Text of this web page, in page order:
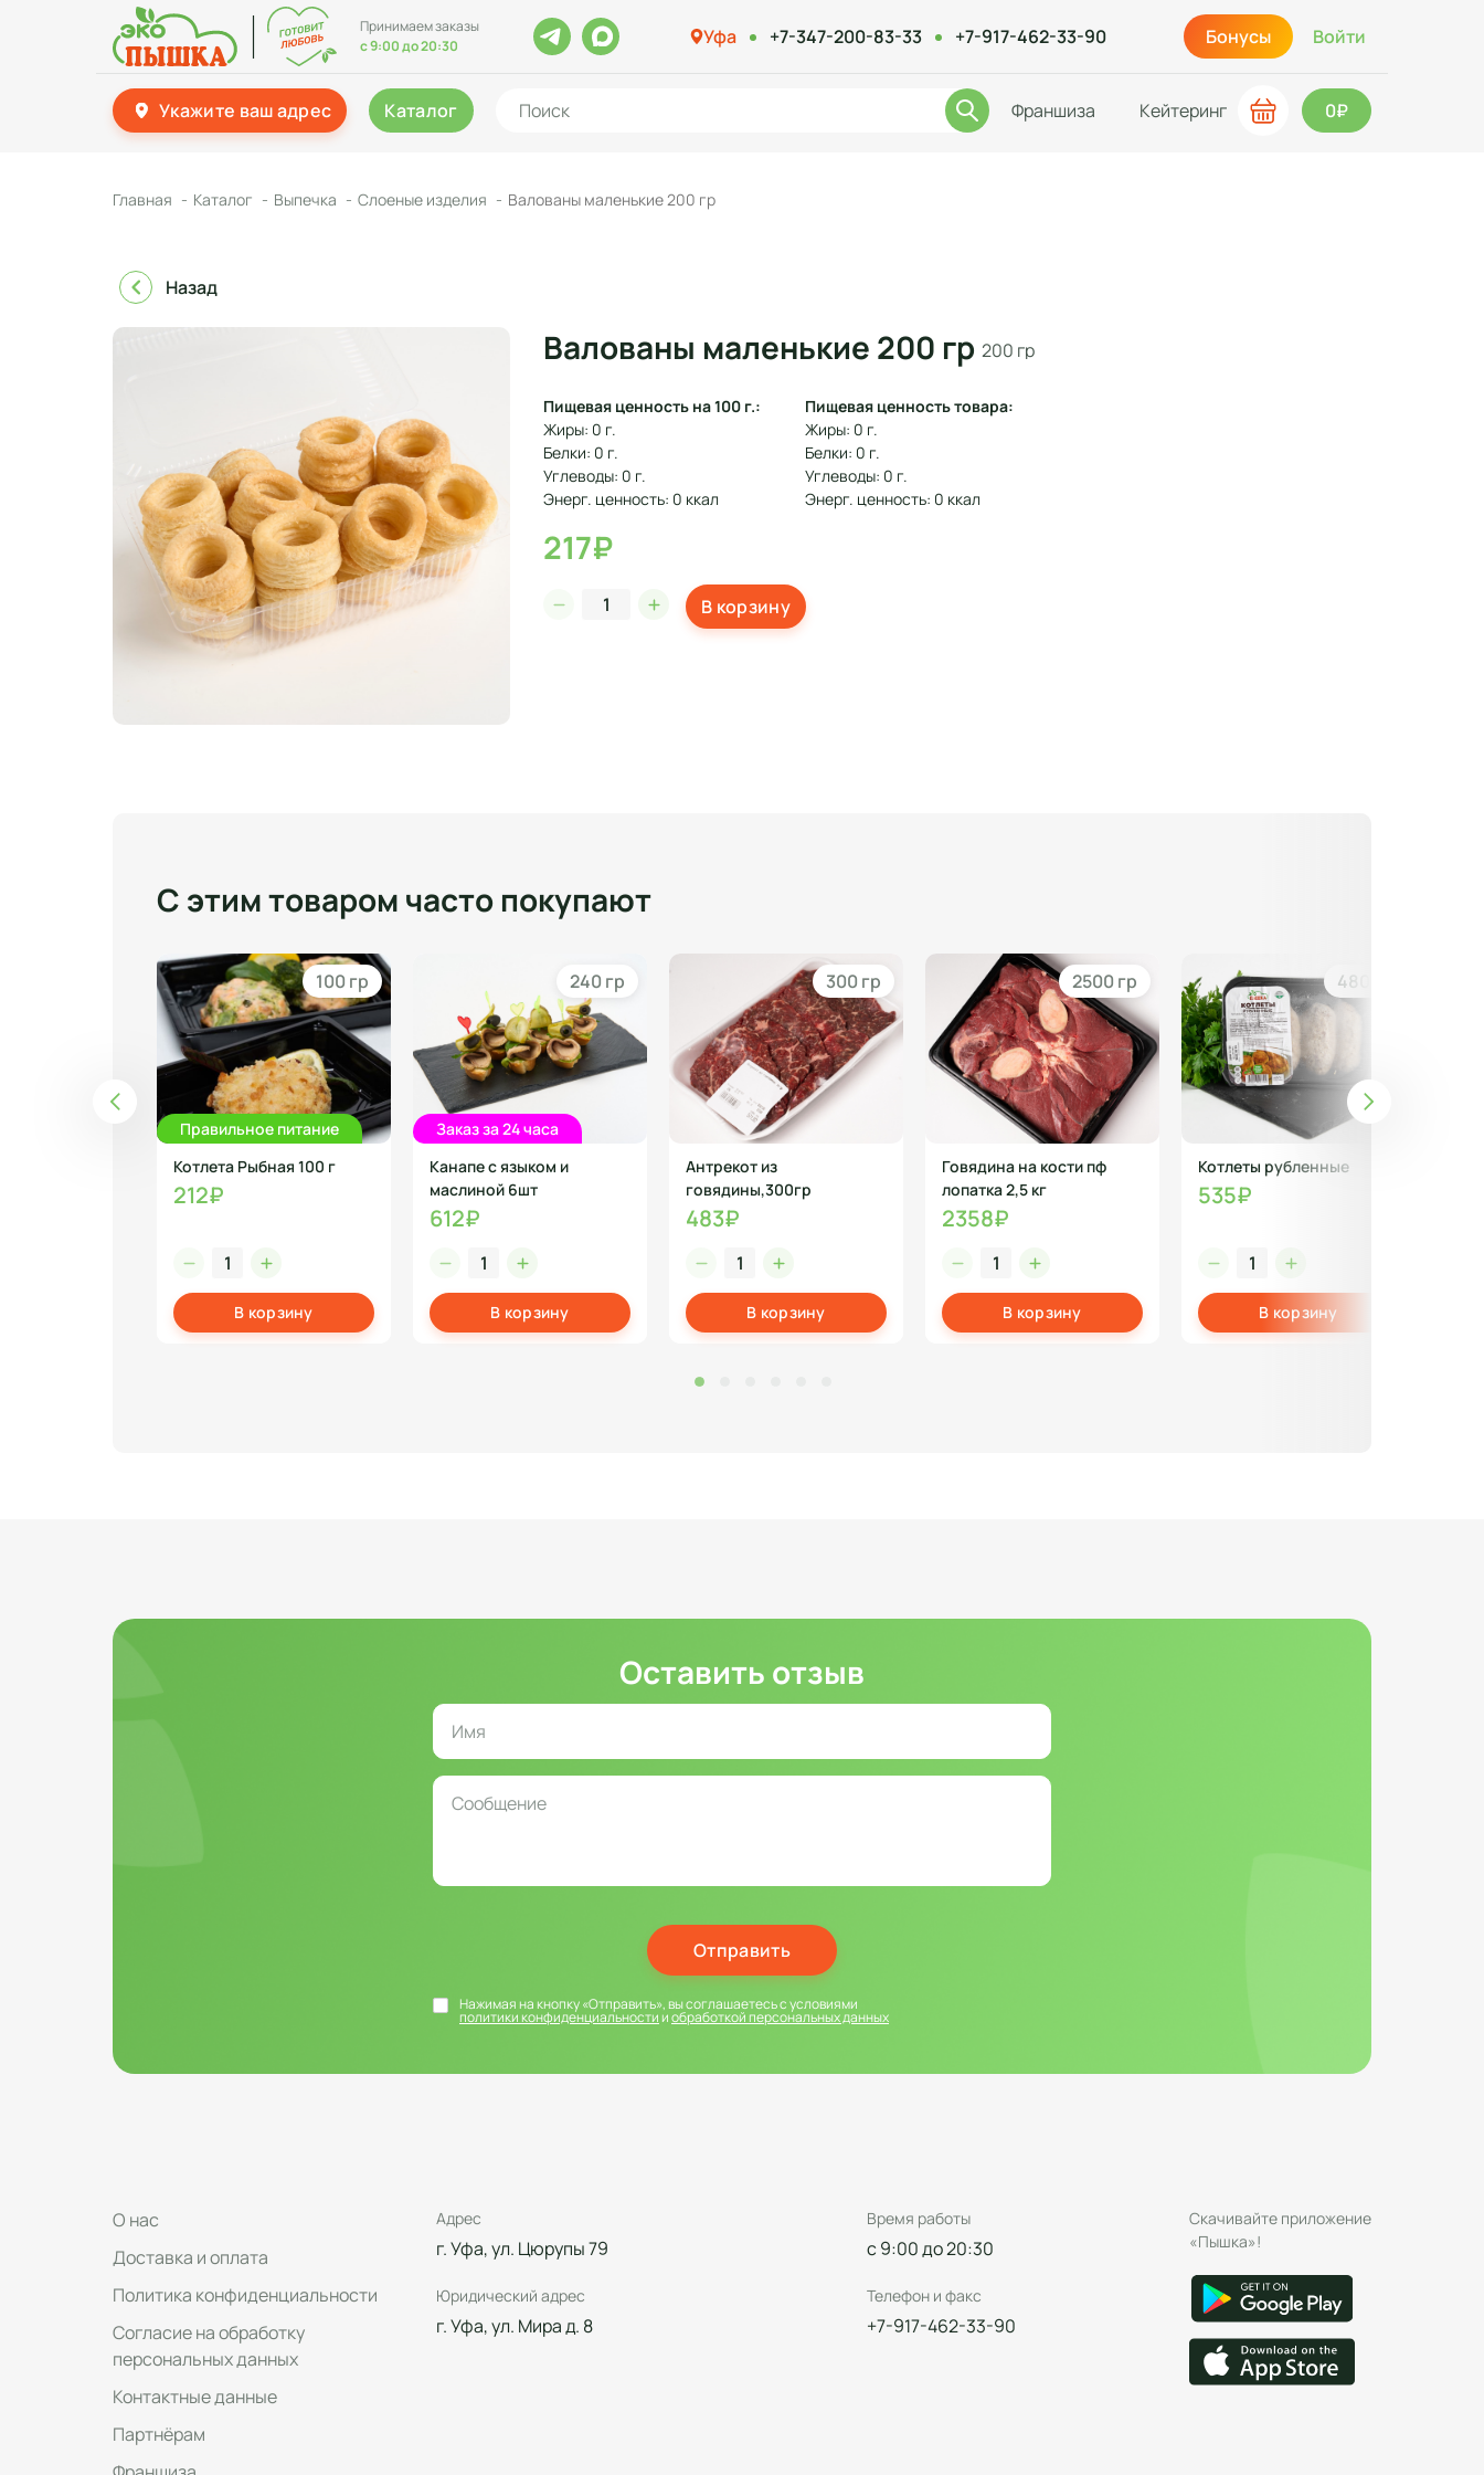
Принимаем заказы
с 9:00 до 20:30
Уфа +7-347-200-83-33 +7-917-462-33-90 Бонусы Войти
Укажите ваш адрес Каталог Франшиза Кейтеринг 0₽
Главная Каталог Выпечка Слоеные изделия Валованы маленькие 200 гр
Назад
Валованы маленькие 200 гр 200 гр
Пищевая ценность на 100 г.:
Жиры: 0 г.
Белки: 0 г.
Углеводы: 0 г.
Энерг. ценность: 0 ккал
Пищевая ценность товара:
Жиры: 0 г.
Белки: 0 г.
Углеводы: 0 г.
Энерг. ценность: 0 ккал
217₽
В корзину
С этим товаром часто покупают
100 гр
Правильное питание
Котлета Рыбная 100 г
212₽
В корзину
240 гр
Заказ за 24 часа
Канапе с языком и
маслиной 6шт
612₽
В корзину
300 гр
Антрекот из
говядины,300гр
483₽
В корзину
2500 гр
Говядина на кости пф
лопатка 2,5 кг
2358₽
В корзину
480 гр
Котлеты рубленные
535₽
В корзину
Оставить отзыв
Отправить
Нажимая на кнопку «Отправить», вы соглашаетесь с условиями
политики конфиденциальностииобработкой персональных данных
О нас
Доставка и оплата
Политика конфиденциальности
Согласие на обработку
персональных данных
Контактные данные
Партнёрам
Адрес
г. Уфа, ул. Цюрупы 79
Юридический адрес
г. Уфа, ул. Мира д. 8
Время работы
с 9:00 до 20:30
Телефон и факс
+7-917-462-33-90
Скачивайте приложение
«Пышка»!